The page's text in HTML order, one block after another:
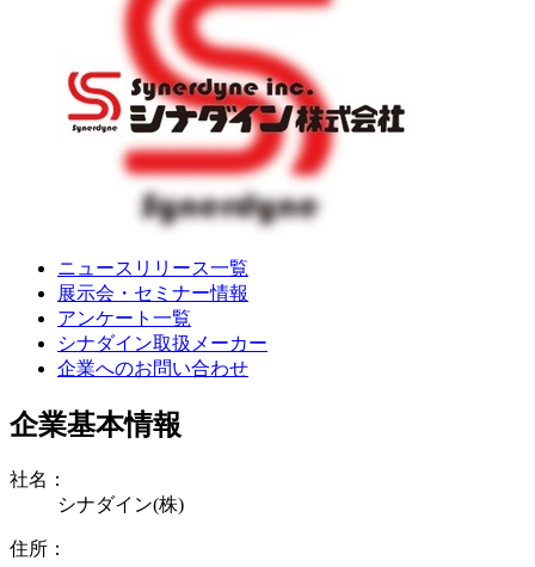
ニュースリリース一覧
展示会・セミナー情報
アンケート一覧
シナダイン取扱メーカー
企業へのお問い合わせ
企業基本情報
社名：
シナダイン(株)
住所：